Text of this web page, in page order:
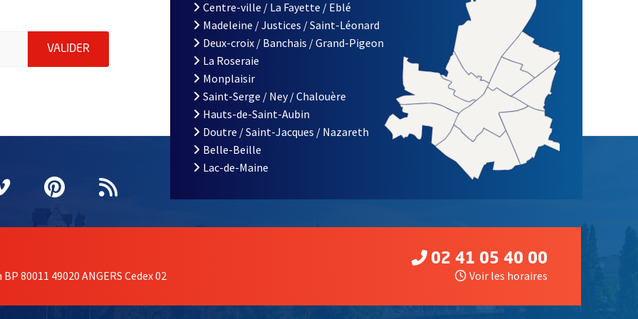
indiquez votre email (champ obligatoire)
VALIDER ENVOYER MA DEMANDE D'INSCRIPTION À LA LETTRE D'INFORMATION DE LA VILLE D'ANGERS
fenêtrefenêtre
une nouvelle fenêtre
Vimeo
, Ouvre une nouvelle fenêtre
Pinterest
, Ouvre une nouvelle fenêtre
Flux RSS
Centre-ville / La Fayette / Eblé
Madeleine / Justices / Saint-Léonard
Deux-croix / Banchais / Grand-Pigeon
La Roseraie
Monplaisir
Saint-Serge / Ney / Chalouère
Hauts-de-Saint-Aubin
Doutre / Saint-Jacques / Nazareth
Belle-Beille
Lac-de-Maine
80011 49020 ANGERS Cedex 02
02 41 05 40 00
Voir les horaires